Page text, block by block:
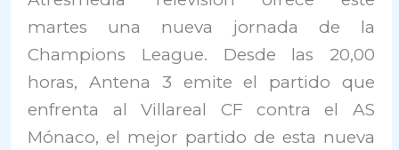
martes una nueva jornada de la
Champions League. Desde las 20,00
horas, Antena 3 emite el partido que
enfrenta al Villareal CF contra el AS
Mónaco, el mejor partido de esta nueva